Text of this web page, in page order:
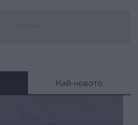
Най-новото